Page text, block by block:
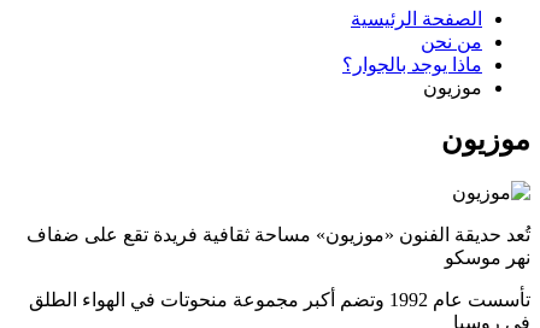
الصفحة الرئيسية
من نحن
ماذا يوجد بالجوار؟
موزيون
موزيون
تُعد حديقة الفنون «موزيون» مساحة ثقافية فريدة تقع على ضفاف
نهر موسكو
تأسست عام 1992 وتضم أكبر مجموعة منحوتات في الهواء الطلق
في روسيا